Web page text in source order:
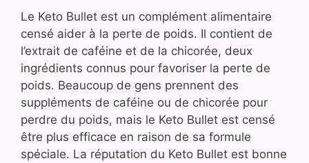
Le Keto Bullet est un complément alimentaire
censé aider à la perte de poids. Il contient de
l’extrait de caféine et de la chicorée, deux
ingrédients connus pour favoriser la perte de
poids. Beaucoup de gens prennent des
suppléments de caféine ou de chicorée pour
perdre du poids, mais le Keto Bullet est censé
être plus efficace en raison de sa formule
spéciale. La réputation du Keto Bullet est bonne